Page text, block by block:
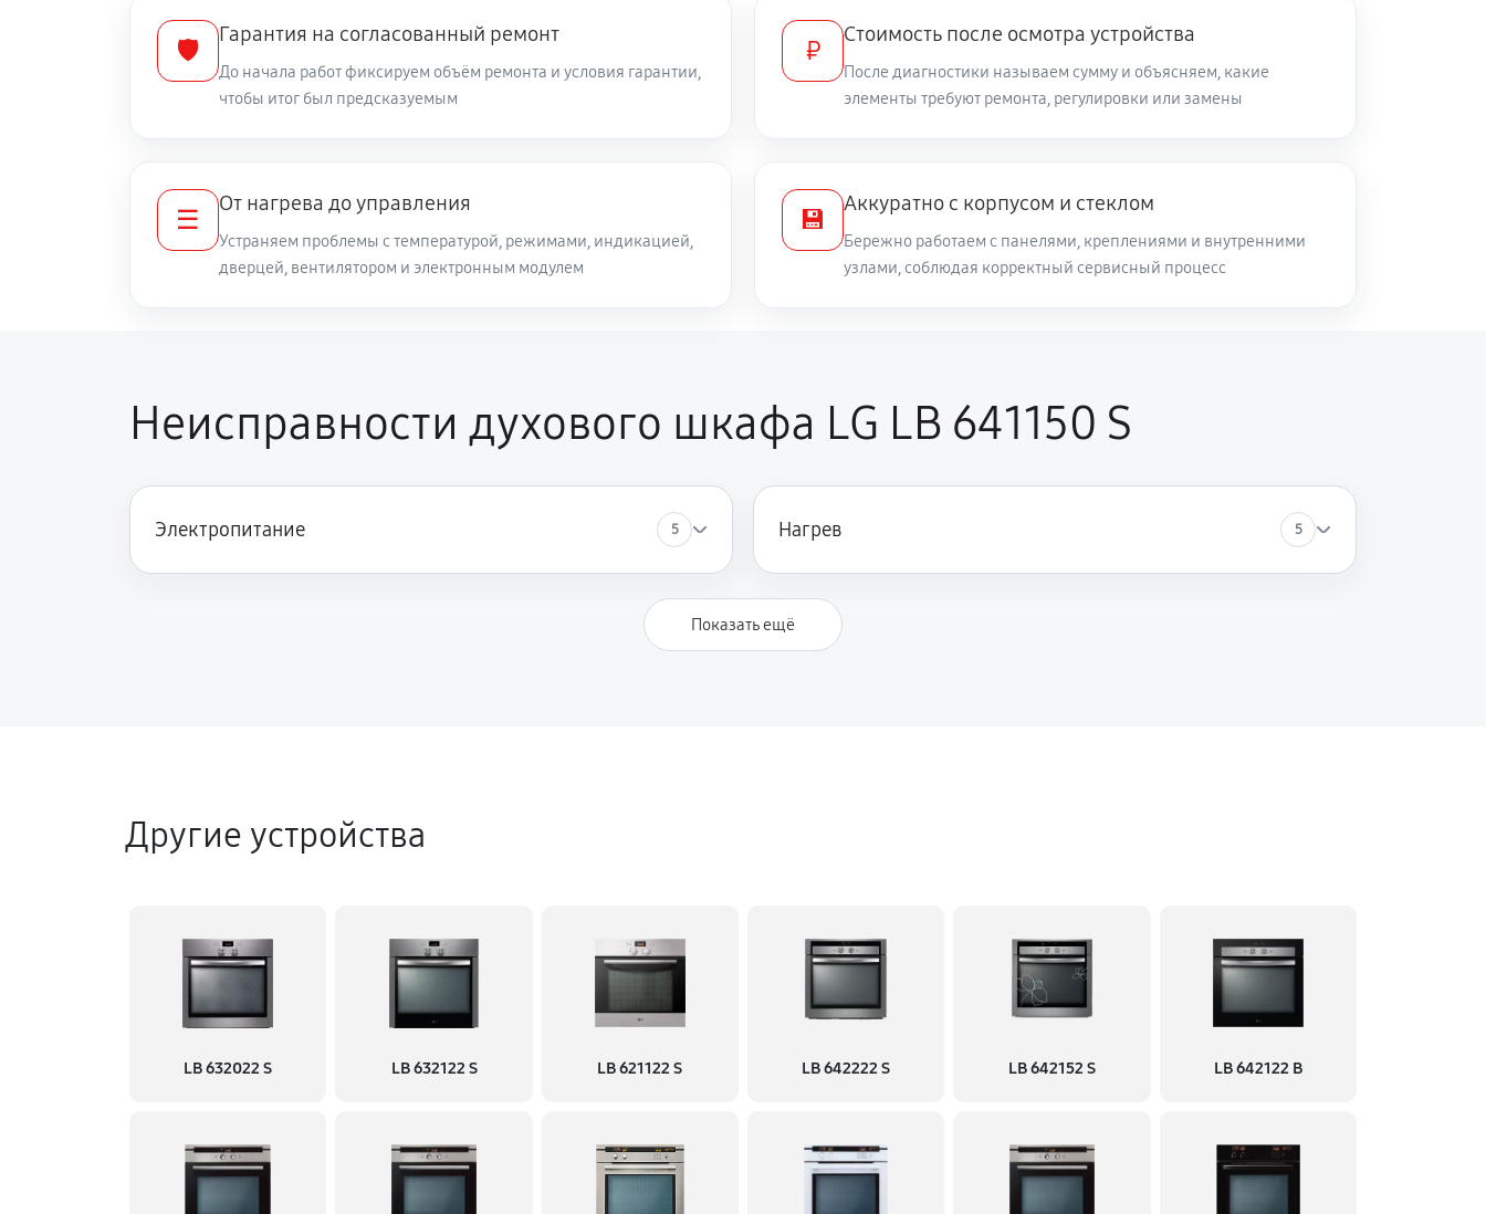
🛡️
Гарантия на согласованный ремонт
До начала работ фиксируем объём ремонта и условия гарантии,
чтобы итог был предсказуемым
₽
Стоимость после осмотра устройства
После диагностики называем сумму и объясняем, какие
элементы требуют ремонта, регулировки или замены
☰
От нагрева до управления
Устраняем проблемы с температурой, режимами, индикацией,
дверцей, вентилятором и электронным модулем
💾
Аккуратно с корпусом и стеклом
Бережно работаем с панелями, креплениями и внутренними
узлами, соблюдая корректный сервисный процесс
Неисправности духового шкафа LG LB 641150 S
Электропитание 5 Нагрев 5
Показать ещё
Другие устройства
LB 632022 S LB 632122 S LB 621122 S LB 642222 S LB 642152 S LB 642122 B